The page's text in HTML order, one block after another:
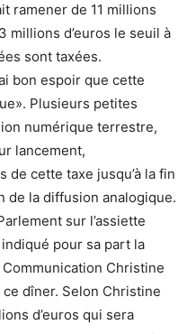
ramener de 11 millions
millions d’euros le seuil à
sont taxées.
bon espoir que cette
Plusieurs petites
numérique terrestre,
lancement,
cette taxe jusqu’à la fin
de la diffusion analogique.
sur l’assiette
pour sa part la
Christine
dîner. Selon Christine
d’euros qui sera